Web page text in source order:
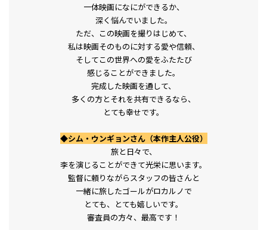
一体映画になにができるか、
深く悩んでいました。
ただ、この映画を撮りはじめて、
私は映画そのものに対する愛や信頼、
そしてこの世界への愛をふたたび
感じることができました。
完成した映画を通して、
多くの方とそれを共有できるなら、
とても幸せです。
◆シム・ウンギョンさん（本作主人公役）
旅と日々で、
李を演じることができて光栄に思います。
監督に頼りながらスタッフの皆さんと
一緒に旅したゴールがロカルノで
とても、とても嬉しいです。
審査員の方々、最高です！